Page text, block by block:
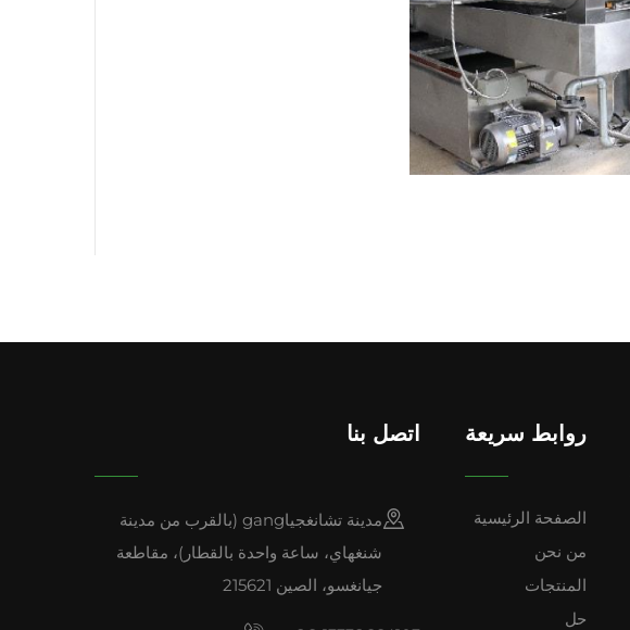
روابط سريعة
الصفحة الرئيسية
من نحن
المنتجات
حل
اتصل بنا
مدينة تشانغجياgang (بالقرب من مدينة
شنغهاي، ساعة واحدة بالقطار)، مقاطعة
جيانغسو، الصين 215621